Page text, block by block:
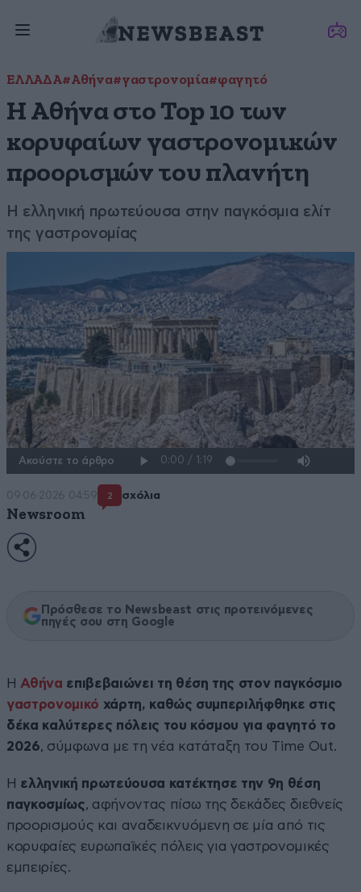
ΕΛΛΑΔΑ#Αθήνα#γαστρονομία#φαγητό
Η Αθήνα στο Top 10 των
κορυφαίων γαστρονομικών
προορισμών του πλανήτη
Η ελληνική πρωτεύουσα στην παγκόσμια ελίτ
της γαστρονομίας
Ακούστε το άρθρο
09·06·2026 04:59 2 σχόλια
Newsroom
Πρόσθεσε το Newsbeast στις προτεινόμενες
πηγές σου στη Google
Η Αθήνα επιβεβαιώνει τη θέση της στον παγκόσμιο
γαστρονομικό χάρτη, καθώς συμπεριλήφθηκε στις
δέκα καλύτερες πόλεις του κόσμου για φαγητό το
2026, σύμφωνα με τη νέα κατάταξη του Time Out.
Η ελληνική πρωτεύουσα κατέκτησε την 9η θέση
παγκοσμίως, αφήνοντας πίσω της δεκάδες διεθνείς
προορισμούς και αναδεικνυόμενη σε μία από τις
κορυφαίες ευρωπαϊκές πόλεις για γαστρονομικές
εμπειρίες.